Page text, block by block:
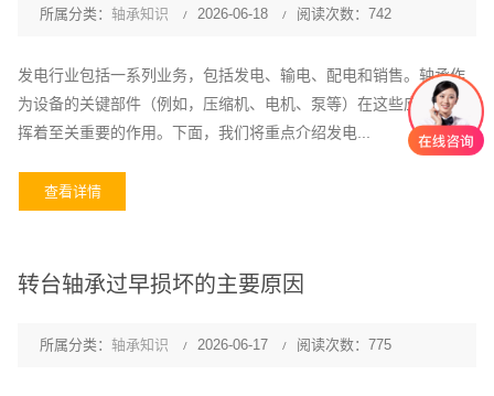
所属分类： 轴承知识 2026-06-18 阅读次数：742
发电行业包括一系列业务，包括发电、输电、配电和销售。轴承作
为设备的关键部件（例如，压缩机、电机、泵等）在这些应用中发
挥着至关重要的作用。下面，我们将重点介绍发电...
查看详情
转台轴承过早损坏的主要原因
所属分类： 轴承知识 2026-06-17 阅读次数：775